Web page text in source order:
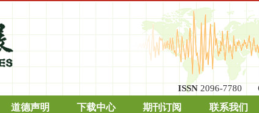
ISSN 2096-7780
道德声明 下载中心 期刊订阅 联系我们